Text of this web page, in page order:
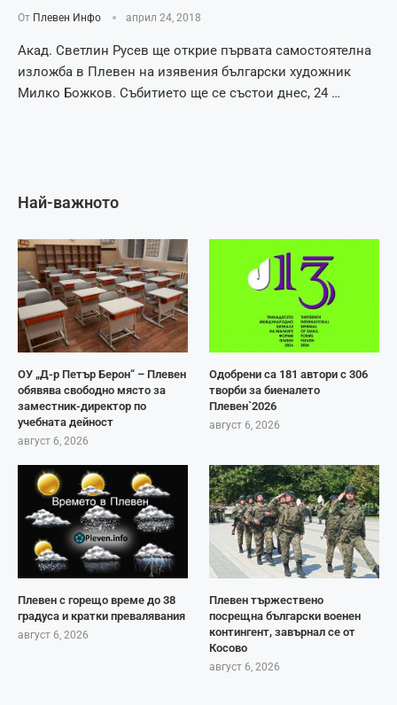
От Плевен Инфо април 24, 2018
Акад. Светлин Русев ще открие първата самостоятелна
изложба в Плевен на изявения български художник
Милко Божков. Събитието ще се състои днес, 24 …
Най-важното
ОУ „Д-р Петър Берон“ – Плевен
обявява свободно място за
заместник-директор по
учебната дейност
август 6, 2026
Одобрени са 181 автори с 306
творби за биеналето
Плевен`2026
август 6, 2026
Плевен с горещо време до 38
градуса и кратки превалявания
август 6, 2026
Плевен тържествено
посрещна български военен
контингент, завърнал се от
Косово
август 6, 2026